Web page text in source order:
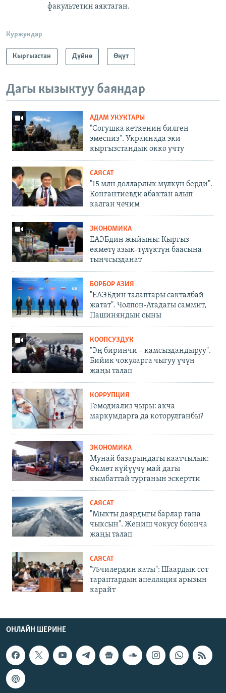
факультетин аяктаган.
Куржундар
Кыргызстан Дүйнө Өңүт
Дагы кызыктуу баяндар
АДАМ УКУКТАРЫ
"Согушка кеткенин билген
эмеспиз". Украинада эки
кыргызстандык окко учту
САЯСАТ
"15 млн долларлык мүлкүн берди".
Конгантиевди абактан алып
калган чечим
ЭКОНОМИКА
ЕАЭБдин жыйыны: Кыргыз
өкмөтү азык-түлүктүн баасына
тынчсызданат
БОРБОР АЗИЯ
"ЕАЭБдин талаптары сакталбай
жатат". Чолпон-Атадагы саммит,
Пашиняндын сыны
КООПСУЗДУК
"Эң биринчи – камсыздандыруу".
Бийик чокуларга чыгуу үчүн
жаңы талап
КОРРУПЦИЯ
Гемодиализ чыры: акча
маркумдарга да которулганбы?
ЭКОНОМИКА
Мунай базарындагы каатчылык:
Өкмөт күйүүчү май дагы
кымбаттай турганын эскертти
САЯСАТ
"Мыкты даярдыгы барлар гана
чыксын". Жеңиш чокусу боюнча
жаңы талап
САЯСАТ
"75чилердин каты": Шаардык сот
тараптардын апелляция арызын
карайт
ОНЛАЙН ШЕРИНЕ